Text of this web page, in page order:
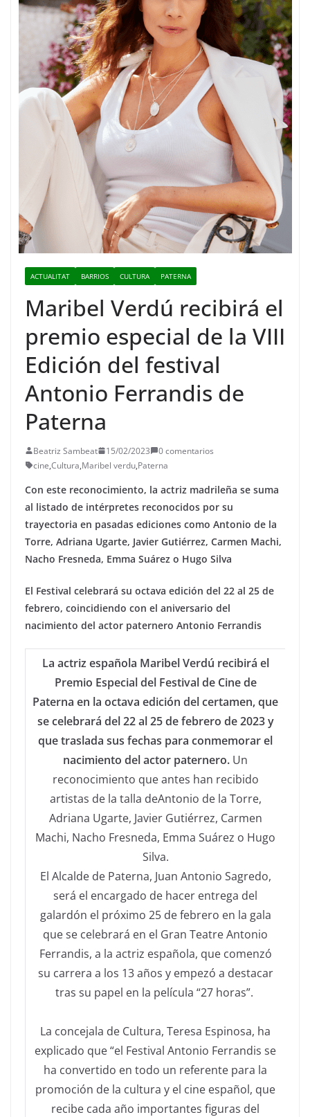
ACTUALITAT BARRIOS CULTURA PATERNA
Maribel Verdú recibirá el
premio especial de la VIII
Edición del festival
Antonio Ferrandis de
Paterna
Beatriz Sambeat 15/02/2023
0 comentarios
cine,Cultura,Maribel verdu,Paterna
Con este reconocimiento, la actriz madrileña se suma
al listado de intérpretes reconocidos por su
trayectoria en pasadas ediciones como Antonio de la
Torre, Adriana Ugarte, Javier Gutiérrez, Carmen Machi,
Nacho Fresneda, Emma Suárez o Hugo Silva
El Festival celebrará su octava edición del 22 al 25 de
febrero, coincidiendo con el aniversario del
nacimiento del actor paternero Antonio Ferrandis
La actriz española Maribel Verdú recibirá el
Premio Especial del Festival de Cine de
Paterna en la octava edición del certamen, que
se celebrará del 22 al 25 de febrero de 2023 y
que traslada sus fechas para conmemorar el
nacimiento del actor paternero. Un
reconocimiento que antes han recibido
artistas de la talla deAntonio de la Torre,
Adriana Ugarte, Javier Gutiérrez, Carmen
Machi, Nacho Fresneda, Emma Suárez o Hugo
Silva.
El Alcalde de Paterna, Juan Antonio Sagredo,
será el encargado de hacer entrega del
galardón el próximo 25 de febrero en la gala
que se celebrará en el Gran Teatre Antonio
Ferrandis, a la actriz española, que comenzó
su carrera a los 13 años y empezó a destacar
tras su papel en la película “27 horas”.
La concejala de Cultura, Teresa Espinosa, ha
explicado que “el Festival Antonio Ferrandis se
ha convertido en todo un referente para la
promoción de la cultura y el cine español, que
recibe cada año importantes figuras del